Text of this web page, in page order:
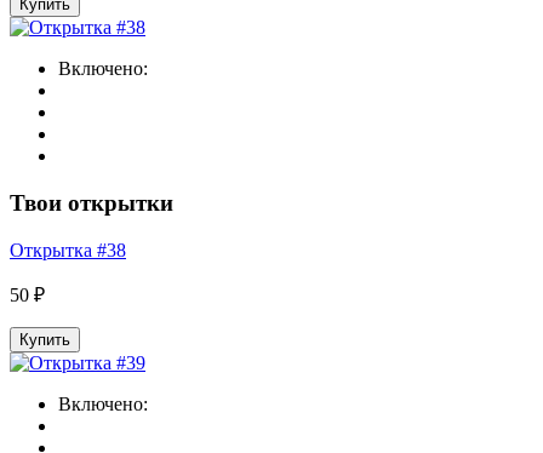
Купить
Включено:
Твои открытки
Открытка #38
50 ₽
Купить
Включено: